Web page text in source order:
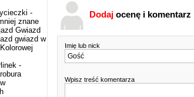
-
znane
Gwiazd
gwiazd w
-
Dodaj ocenę i komentarz
Imię lub nick
Wpisz treść komentarza